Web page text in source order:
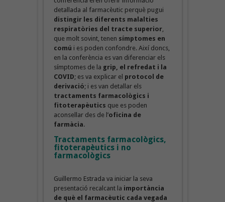
detallada al farmacèutic perquè pugui
distingir les diferents malalties
respiratòries del tracte superior,
que molt sovint, tenen símptomes en
comú i es poden confondre. Així doncs,
en la conferència es van diferenciar els
símptomes de la grip, el refredat i la
COVID; es va explicar el protocol de
derivació; i es van detallar els
tractaments farmacològics i
fitoterapèutics que es poden
aconsellar des de l’oficina de
farmàcia.
Tractaments farmacològics,
fitoterapèutics i no
farmacològics
Guillermo Estrada va iniciar la seva
presentació recalcant la importància
de què el farmacèutic cada vegada